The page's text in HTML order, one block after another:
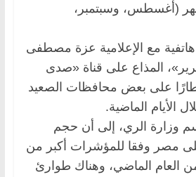
مصر في 3 أشهر (أغسطس، وسبتمبر،
هاتفية مع الإعلامية عزة مصطفى
المذاع على قناة «صدى
على بعض محافظات الصعيد
الأيام الماضية.
وزارة الري، إلى أن حجم
مصر وفقا للمؤشرات أكبر من
العام الماضي، وهناك طوارئ